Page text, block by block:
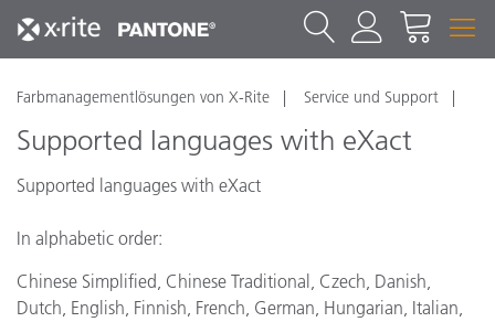
Farbmanagementlösungen von X-Rite Service und Support
Supported languages with eXact
Supported languages with eXact
In alphabetic order:
Chinese Simplified, Chinese Traditional, Czech, Danish,
Dutch, English, Finnish, French, German, Hungarian, Italian,